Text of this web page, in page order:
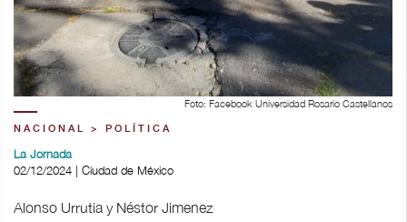
Foto: Facebook Universidad Rosario Castellanos
NACIONAL > POLÍTICA
La Jornada
02/12/2024 | Ciudad de México
Alonso Urrutia y Néstor Jimenez